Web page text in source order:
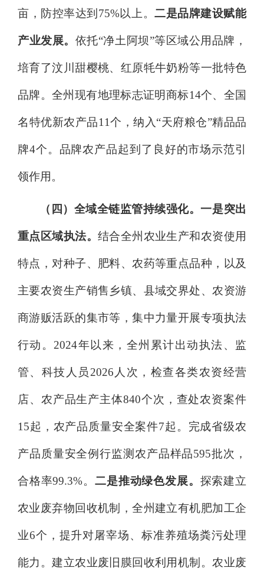
亩，防控率达到 75%以上 。二是品牌建设赋能
产业发展。 依托“净土阿坝”等区域公用品牌，
培育了汶川甜樱桃、红原牦牛奶粉等一批特色
品牌。全州现有地理标志证明商标14个、全国
名特优新农产品11个，纳入 “天府粮仓”精品品
牌4个。品牌农产品起到了良好的市场示范引
领作用。
（四）全域全链监管持续强化。一是突出
重点区域执法。 结合全州 农业生产和农资使用
特点，对种子、肥料、农药等重点品种， 以及
主要农资生产销售乡镇、县域交界处、农资游
商游贩活跃的集市等，集中力量开展专项执法
行动。 2024年以来， 全州 累计出动执法、监
管、科技人员 2026 人次，检查各类农资经营
店、农产品生产主体840个次 ，查处农资案件
15起， 农产品质量安全案件7起 。 完成省级农
产品质量安全例行监测农产品样品595批次，
合格率99.3%。二是推动绿色发展。 探索建立
农业废弃物回收机制，全州建立有机肥加工企
业6个，提升对屠宰场、标准养殖场粪污处理
能力。建立农业废旧膜回收利用机制。农业废